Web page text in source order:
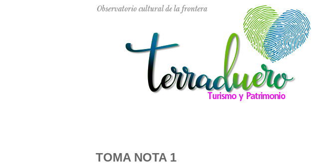
TOMA NOTA 1